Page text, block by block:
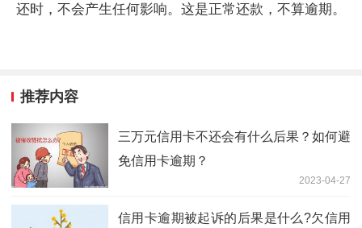
还时，不会产生任何影响。这是正常还款，不算逾期。
推荐内容
三万元信用卡不还会有什么后果？如何避
免信用卡逾期？
2023-04-27
信用卡逾期被起诉的后果是什么?欠信用